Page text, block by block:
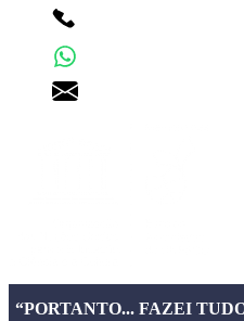
“PORTANTO... FAZEI